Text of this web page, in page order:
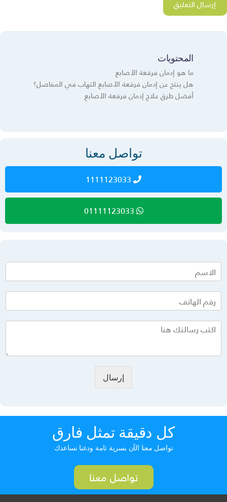
المحتويات
ما هو إدمان فرقعة الأصابع
هل ينتج عن إدمان فرقعة الأصابع التهاب في المفاصل؟
أفضل طرق علاج إدمان فرقعة الأصابع
تواصل معنا
1111123033
01111123033
إرسال
كل دقيقة تمثل فارق
تواصل معنا الآن بسرية تامة ودعنا نساعدك
تواصل معنا